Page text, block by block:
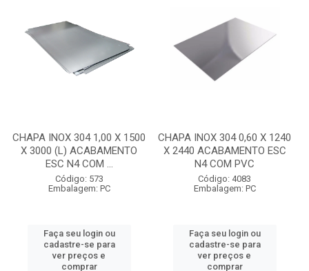
CHAPA INOX 304 1,00 X 1500
X 3000 (L) ACABAMENTO
ESC N4 COM ...
Código: 573
Embalagem: PC
Faça seu login ou
cadastre-se para
ver preços e
comprar
CHAPA INOX 304 0,60 X 1240
X 2440 ACABAMENTO ESC
N4 COM PVC
Código: 4083
Embalagem: PC
Faça seu login ou
cadastre-se para
ver preços e
comprar